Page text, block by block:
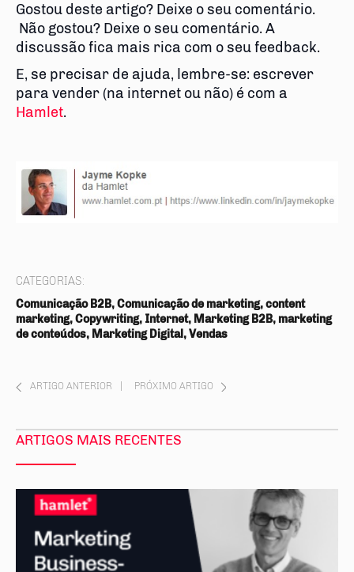
Gostou deste artigo? Deixe o seu comentário.
Não gostou? Deixe o seu comentário. A
discussão fica mais rica com o seu feedback.
E, se precisar de ajuda, lembre-se: escrever
para vender (na internet ou não) é com a
Hamlet.
CATEGORIAS:
Comunicação B2B, Comunicação de marketing, content
marketing, Copywriting, Internet, Marketing B2B, marketing
de conteúdos, Marketing Digital, Vendas
ARTIGO ANTERIOR PRÓXIMO ARTIGO
ARTIGOS MAIS RECENTES